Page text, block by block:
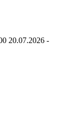
20.07.2026 -